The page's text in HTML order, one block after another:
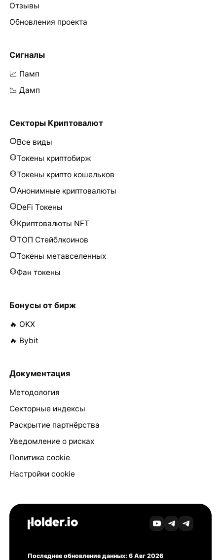
Отзывы
Обновления проекта
Сигналы
📈 Памп
📉 Дамп
Секторы Криптовалют
Все виды
Токены криптобирж
Токены крипто кошельков
Анонимные криптовалюты
DeFi Токены
Криптовалюты NFT
ТОП Стейблкоинов
Токены метавселенных
Фан токены
Бонусы от бирж
🔥 OKX
🔥 Bybit
Документация
Методология
Секторные индексы
Раскрытие партнёрства
Уведомление о рисках
Политика cookie
Настройки cookie
Последнее обновление данных: 6 Авг 2026